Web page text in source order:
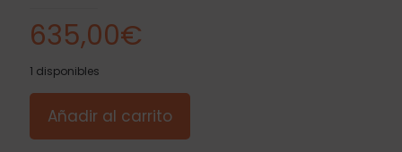
635,00€
1 disponibles
Añadir al carrito